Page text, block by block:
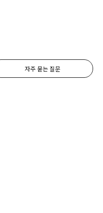
자주 묻는 질문